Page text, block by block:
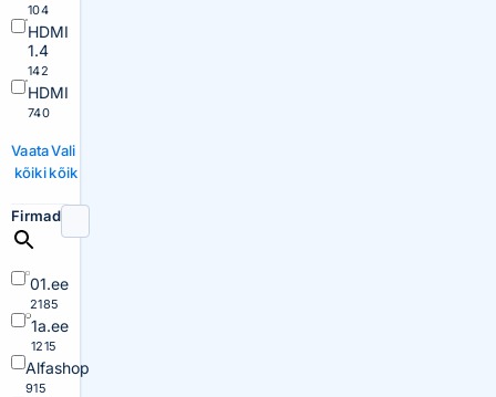
104
HDMI
1.4
142
HDMI
740
Vaata
kõiki
Vali
kõik
Firmad
01.ee
2185
1a.ee
1215
Alfashop
915